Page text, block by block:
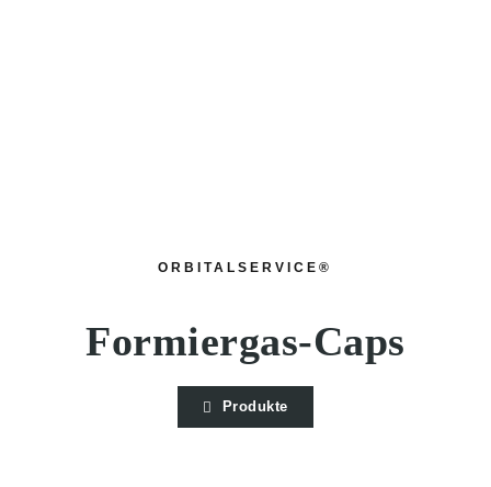
ORBITALSERVICE®
Formiergas-Caps
Produkte